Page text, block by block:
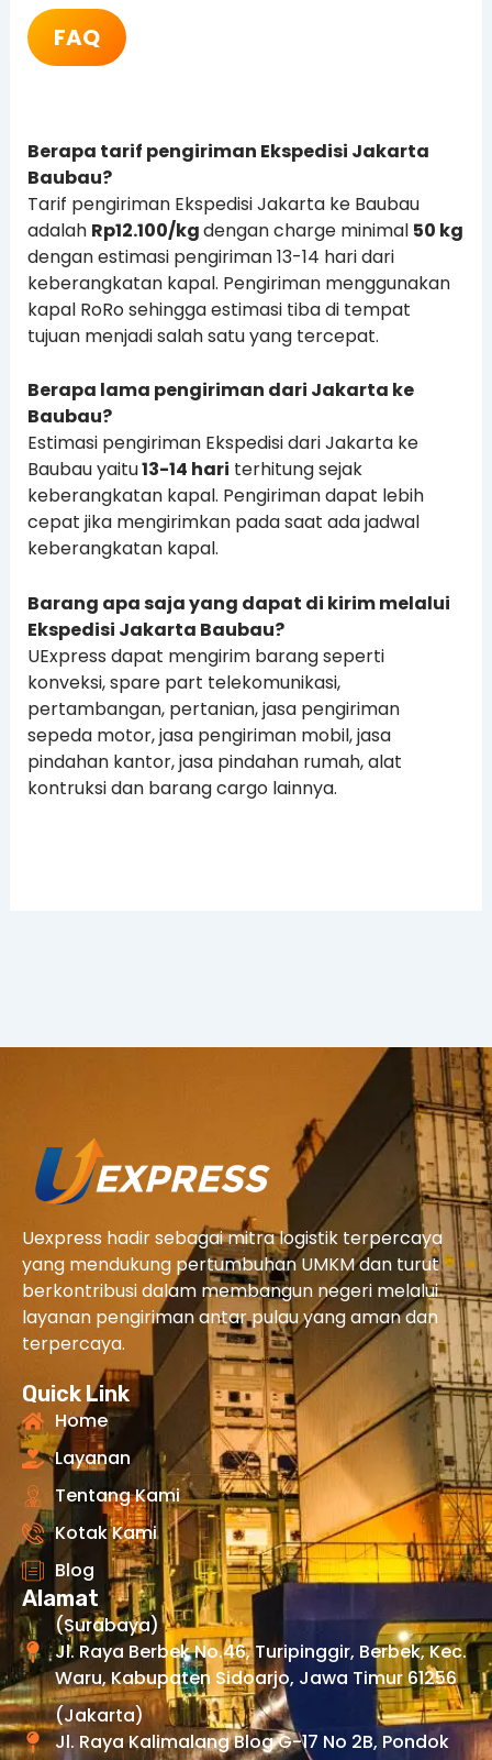
FAQ
Berapa tarif pengiriman Ekspedisi Jakarta
Baubau?
Tarif pengiriman Ekspedisi Jakarta ke Baubau
adalah Rp12.100/kgdengan charge minimal 50 kg
dengan estimasi pengiriman 13-14 hari dari
keberangkatan kapal. Pengiriman menggunakan
kapal RoRo sehingga estimasi tiba di tempat
tujuan menjadi salah satu yang tercepat.
Berapa lama pengiriman dari Jakarta ke
Baubau?
Estimasi pengiriman Ekspedisi dari Jakarta ke
Baubau yaitu13-14 hari terhitung sejak
keberangkatan kapal. Pengiriman dapat lebih
cepat jika mengirimkan pada saat ada jadwal
keberangkatan kapal.
Barang apa saja yang dapat di kirim melalui
Ekspedisi Jakarta Baubau?
UExpress dapat mengirim barang seperti
konveksi, spare part telekomunikasi,
pertambangan, pertanian, jasa pengiriman
sepeda motor, jasa pengiriman mobil, jasa
pindahan kantor, jasa pindahan rumah, alat
kontruksi dan barang cargo lainnya.
Uexpress hadir sebagai mitra logistik terpercaya
yang mendukung pertumbuhan UMKM dan turut
berkontribusi dalam membangun negeri melalui
layanan pengiriman antar pulau yang aman dan
terpercaya.
Quick Link
Home
Layanan
Tentang Kami
Kotak Kami
Blog
Alamat
(Surabaya)
Jl. Raya Berbek No.46, Turipinggir, Berbek, Kec.
Waru, Kabupaten Sidoarjo, Jawa Timur 61256
(Jakarta)
Jl. Raya Kalimalang Blog G-17 No 2B, Pondok